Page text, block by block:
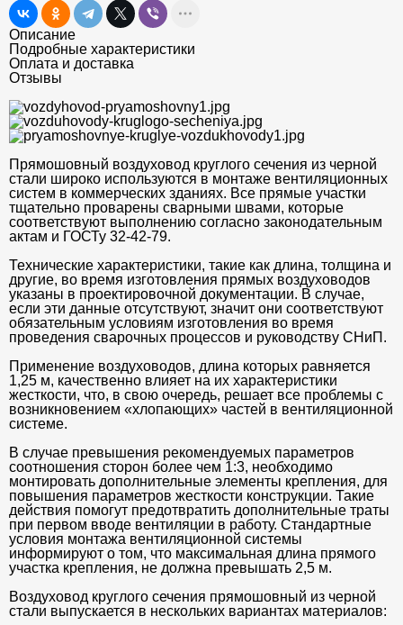
Описание
Подробные характеристики
Оплата и доставка
Отзывы
Прямошовный воздуховод круглого сечения из черной
стали широко используются в монтаже вентиляционных
систем в коммерческих зданиях. Все прямые участки
тщательно проварены сварными швами, которые
соответствуют выполнению согласно законодательным
актам и ГОСТу 32-42-79.
Технические характеристики, такие как длина, толщина и
другие, во время изготовления прямых воздуховодов
указаны в проектировочной документации. В случае,
если эти данные отсутствуют, значит они соответствуют
обязательным условиям изготовления во время
проведения сварочных процессов и руководству СНиП.
Применение воздуховодов, длина которых равняется
1,25 м, качественно влияет на их характеристики
жесткости, что, в свою очередь, решает все проблемы с
возникновением «хлопающих» частей в вентиляционной
системе.
В случае превышения рекомендуемых параметров
соотношения сторон более чем 1:3, необходимо
монтировать дополнительные элементы крепления, для
повышения параметров жесткости конструкции. Такие
действия помогут предотвратить дополнительные траты
при первом вводе вентиляции в работу. Стандартные
условия монтажа вентиляционной системы
информируют о том, что максимальная длина прямого
участка крепления, не должна превышать 2,5 м.
Воздуховод круглого сечения прямошовный из черной
стали выпускается в нескольких вариантах материалов: